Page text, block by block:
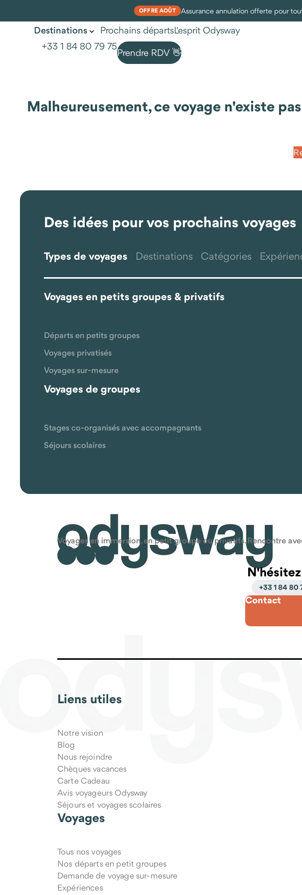
OFFRE AOÛT Assurance annulation offerte pour
Destinations Prochains départsL'esprit Odysway
+33 1 84 80 79 75Prendre RDV 👋
Malheureusement, ce voyage n'existe
Des idées pour vos prochains voyages
Types de voyages Destinations Catégories
Voyages en petits groupes & privatifs
Départs en petits groupes
Voyages privatisés
Voyages sur-mesure
Voyages de groupes
Stages co-organisés avec accompagnants
Séjours scolaires
Voyages en immersion, en petit groupe ou privatifs. Rencontre
+33 1 84 80
Contact
Liens utiles
Notre vision
Blog
Nous rejoindre
Chèques vacances
Carte Cadeau
Avis voyageurs Odysway
Séjours et voyages scolaires
Voyages
Tous nos voyages
Nos départs en petit groupes
Demande de voyage sur-mesure
Expériences